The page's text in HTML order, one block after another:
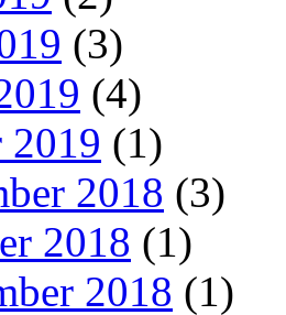
(3)
(4)
2019 (1)
2018 (3)
2018 (1)
2018 (1)